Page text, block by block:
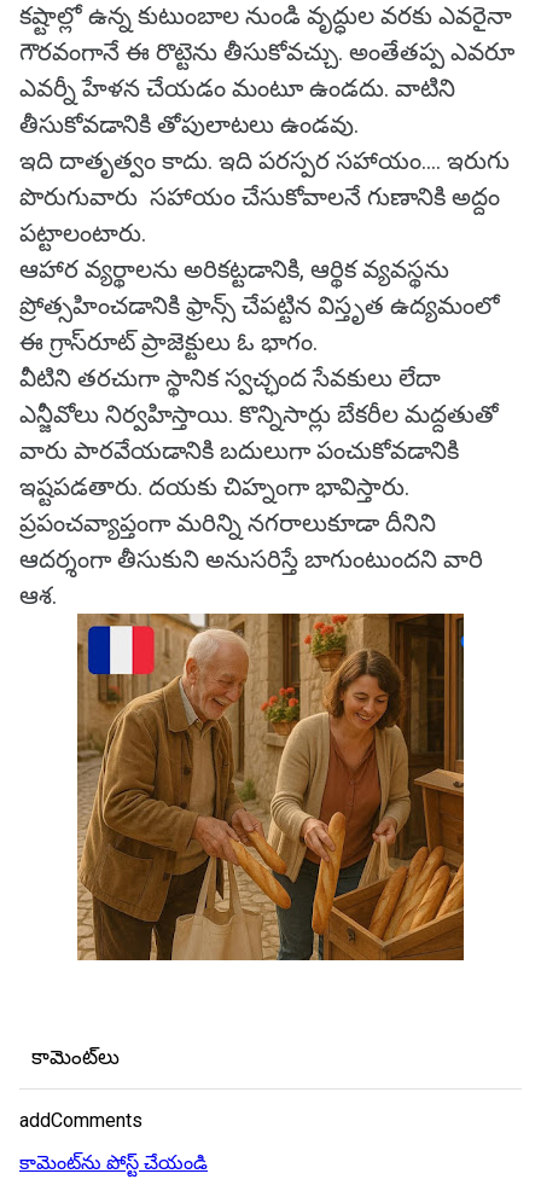
కష్టాల్లో ఉన్న కుటుంబాల నుండి వృద్ధుల వరకు ఎవరైనా
గౌరవంగానే ఈ రొట్టెను తీసుకోవచ్చు. అంతేతప్ప ఎవరూ
ఎవర్నీ హేళన చేయడం మంటూ ఉండదు.‌ వాటిని
తీసుకోవడానికి తోపులాటలు ఉండవు.
ఇది దాతృత్వం కాదు. ఇది పరస్పర సహాయం.... ఇరుగు
పొరుగువారు సహాయం చేసుకోవాలనే గుణానికి అద్దం
పట్టాలంటారు.
ఆహార వ్యర్థాలను అరికట్టడానికి, ఆర్థిక వ్యవస్థను
ప్రోత్సహించడానికి ఫ్రాన్స్ చేపట్టిన విస్తృత ఉద్యమంలో
ఈ గ్రాస్‌రూట్ ప్రాజెక్టులు ఓ భాగం.
వీటిని తరచుగా స్థానిక స్వచ్ఛంద సేవకులు లేదా
ఎన్జీవోలు నిర్వహిస్తాయి. కొన్నిసార్లు బేకరీల మద్దతుతో
వారు పారవేయడానికి బదులుగా పంచుకోవడానికి
ఇష్టపడతారు. దయకు చిహ్నంగా భావిస్తారు.
ప్రపంచవ్యాప్తంగా మరిన్ని నగరాలుకూడా దీనిని
ఆదర్శంగా తీసుకుని అనుసరిస్తే బాగుంటుందని వారి
ఆశ.
కామెంట్‌లు
addComments
కామెంట్‌ను పోస్ట్ చేయండి